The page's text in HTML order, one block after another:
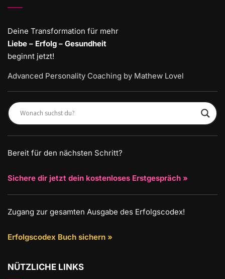
Deine Transformation für mehr
Liebe – Erfolg – Gesundheit
beginnt jetzt!
Advanced Personality Coaching by Mathew Lovel
Bereit für den nächsten Schritt?
Sichere dir jetzt dein kostenloses Erstgespräch »
Zugang zur gesamten Ausgabe des Erfolgscodex!
Erfolgscodex Buch sichern »
NÜTZLICHE LINKS